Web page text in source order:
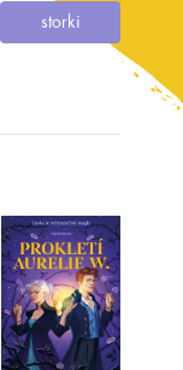
storki